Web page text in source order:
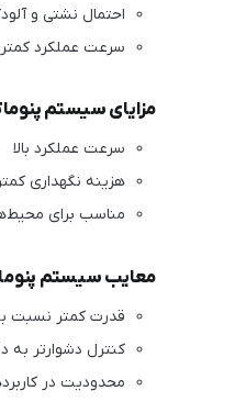
احتمال نشتی و
سرعت عملکرد
مزایای سیستم
سرعت عملکرد بالا
هزینه نگهداری
مناسب برای
معایب سیستم
قدرت کمتر نسبت
کنترل دشوارتر به
محدودیت در